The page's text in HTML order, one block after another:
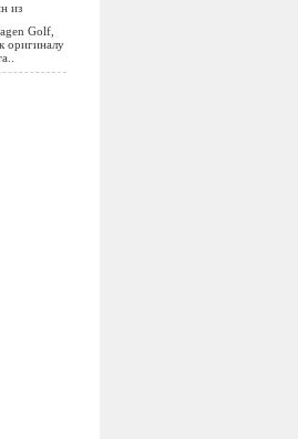
из
Golf,
оригиналу